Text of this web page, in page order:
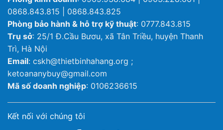
0868.843.815 | 0868.843.825
Phòng bảo hành & hỗ trợ kỹ thuật: 0777.843.815
Trụ sở: 25/1 Đ.Cầu Bươu, xã Tân Triều, huyện Thanh
Trì, Hà Nội
Email: cskh@thietbinhahang.org ;
ketoananybuy@gmail.com
Mã số doanh nghiệp: 0106236615
Kết nối với chúng tôi